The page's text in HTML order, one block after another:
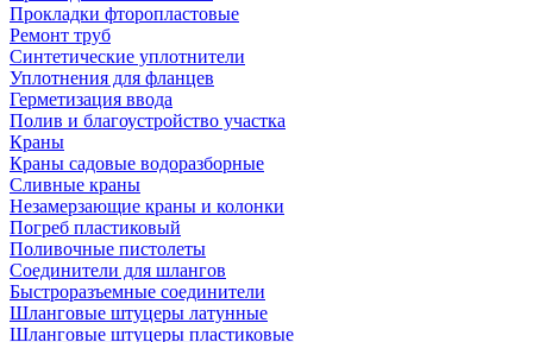
Прокладки фторопластовые
Ремонт труб
Синтетические уплотнители
Уплотнения для фланцев
Герметизация ввода
Полив и благоустройство участка
Краны
Краны садовые водоразборные
Сливные краны
Незамерзающие краны и колонки
Погреб пластиковый
Поливочные пистолеты
Соединители для шлангов
Быстроразъемные соединители
Шланговые штуцеры латунные
Шланговые штуцеры пластиковые